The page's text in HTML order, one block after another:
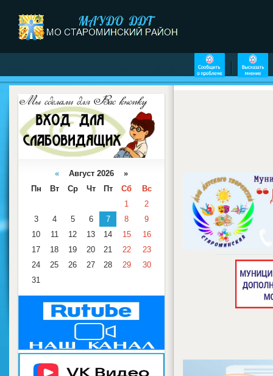
« Август 2026 »
Пн
Вт Ср Чт Пт Сб
Вс
1
2
3
4 5 6 7 8
9
10
11 12 13 14 15
16
17
18 19 20 21 22
23
24
25 26 27 28 29
30
31